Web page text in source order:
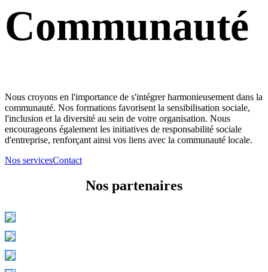
Communauté
Nous croyons en l'importance de s'intégrer harmonieusement dans la
communauté. Nos formations favorisent la sensibilisation sociale,
l'inclusion et la diversité au sein de votre organisation. Nous
encourageons également les initiatives de responsabilité sociale
d'entreprise, renforçant ainsi vos liens avec la communauté locale.
Nos servicesContact
Nos partenaires